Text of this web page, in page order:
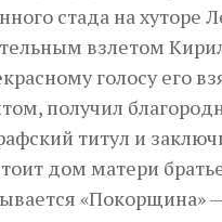
стада на
взлетом
голосу его
получил
титул и
дом матери
«Покорщина»